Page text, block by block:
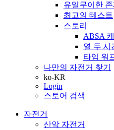
유일무이한 존
최고의 테스트
스토리
ABSA
열 두 시
타임 워
나만의 자전거 찾기
ko-KR
Login
스토어 검색
자전거
산악 자전거